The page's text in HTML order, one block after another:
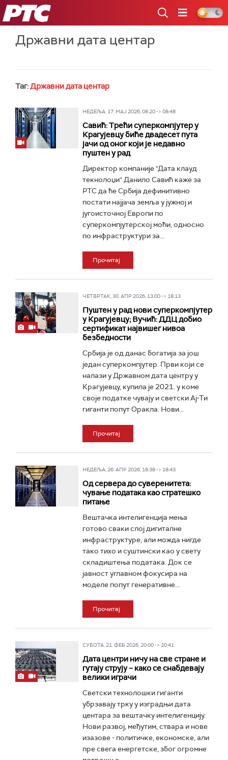
РТС
Државни дата центар
Таг:Државни дата центар
НЕДЕЉА, 17. МАЈ 2026, 08:20 -> 08:48
Савић: Трећи суперкомпјутер у
Крагујевцу биће двадесет пута
јачи од оног који је недавно
пуштен у рад
Директор компаније "Дата клауд
текнолоџи" Данило Савић каже за
РТС да ће Србија дефинитивно
постати најјача земља у јужној и
југоисточној Европи по
суперкомпјутерској моћи, односно
по инфраструктури за...
Прочитај
ЧЕТВРТАК, 30. АПР 2026, 13:00 -> 18:13
Пуштен у рад нови суперкомпјутер
у Крагујевцу; Вучић: ДДЦ добио
сертификат највишег нивоа
безбедности
Србија je од данас богатија за још
један суперкомпјутер. Први који се
налази у Државном дата центру у
Крагујевцу, купила је 2021. у коме
своје податке чувају и светски Ај-Ти
гиганти попут Оракла. Нови...
Прочитај
НЕДЕЉА, 26. АПР 2026, 18:38 -> 18:43
Од сервера до суверенитета:
чување података као стратешко
питање
Вештачка интелигенција мења
готово сваки слој дигиталне
инфраструктуре, али можда нигде
тако тихо и суштински као у свету
складиштења података. Док се
јавност углавном фокусира на
моделе попут генеративне...
Прочитај
СУБОТА, 21. ФЕБ 2026, 20:00 -> 20:41
Дата центри ничу на све стране и
гутају струју – како се снабдевају
велики играчи
Светски технолошки гиганти
убрзавају трку у изградњи дата
центара за вештачку интелигенцију.
Нови развој, међутим, ствара и нове
изазове - политичке, економске, али
пре свега енергетске, због огромне